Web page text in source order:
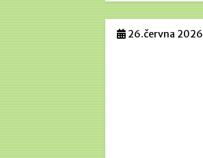
26.června 2026